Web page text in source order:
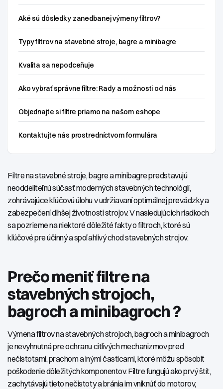
Aké sú dôsledky zanedbanej výmeny filtrov?
Typy filtrov na stavebné stroje, bagre a minibagre
Kvalita sa nepodceňuje
Ako vybrať správne filtre: Rady a možnosti od nás
Objednajte si filtre priamo na našom eshope
Kontaktujte nás prostredníctvom formulára
Filtre na stavebné stroje, bagre a minibagre predstavujú
neoddeliteľnú súčasť moderných stavebných technológií,
zohrávajúce kľúčovú úlohu v udržiavaní optimálnej prevádzky a
zabezpečení dlhšej životnosti strojov. V nasledujúcich riadkoch
sa pozrieme na niektoré dôležité fakty o filtroch, ktoré sú
kľúčové pre účinný a spoľahlivý chod stavebných strojov.
Prečo meniť filtre na
stavebných strojoch,
bagroch a minibagroch ?
Výmena filtrov na stavebných strojoch, bagroch a minibagroch
je nevyhnutná pre ochranu citlivých mechanizmov pred
nečistotami, prachom a inými časticami, ktoré môžu spôsobiť
poškodenie dôležitých komponentov. Filtre fungujú ako prvý štít,
zachytávajú tieto nečistoty a bránia im vniknúť do motorov,